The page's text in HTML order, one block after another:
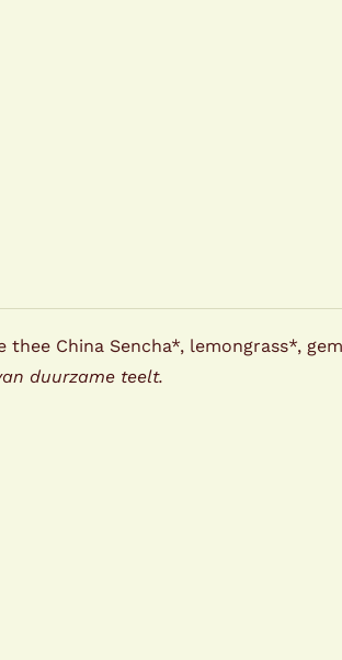
thee China Sencha*, lemongrass*,
duurzame teelt.